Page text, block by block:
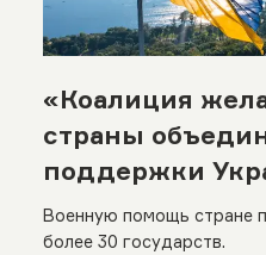
«Коалиция
страны
поддержки
Военную помощь стране
более 30 государств.